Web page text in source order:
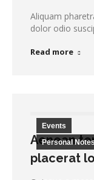
Aliquam
dolor odio
Read more
Events
Personal Notes
Aenean
placerat